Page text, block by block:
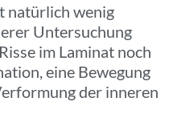
natürlich wenig
Untersuchung
im Laminat noch
eine Bewegung
der inneren